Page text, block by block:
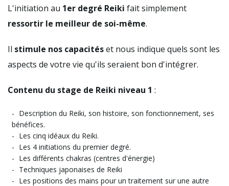
L'initiation au 1er degré Reiki fait simplement
ressortir le meilleur de soi-même.
Il stimule nos capacitéset nous indique quels sont les
aspects de votre vie qu'ils seraient bon d'intégrer.
Contenu du stage de Reiki niveau 1 :
Description du Reiki, son histoire, son fonctionnement, ses
bénéfices.
Les cinq idéaux du Reiki.
Les 4 initiations du premier degré.
Les différents chakras (centres d'énergie)
Techniques japonaises de Reiki
Les positions des mains pour un traitement sur une autre